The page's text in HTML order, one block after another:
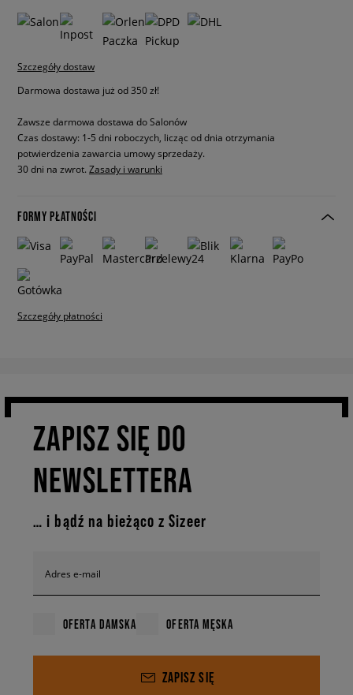
Szczegóły dostaw
Darmowa dostawa już od 350 zł!
Zawsze darmowa dostawa do Salonów
Czas dostawy: 1-5 dni roboczych, licząc od dnia otrzymania
potwierdzenia zawarcia umowy sprzedaży.
30 dni na zwrot. Zasady i warunki
FORMY PŁATNOŚCI
Szczegóły płatności
ZAPISZ SIĘ DO
NEWSLETTERA
… i bądź na bieżąco z Sizeer
Adres e-mail
OFERTA DAMSKA OFERTA MĘSKA
ZAPISZ SIĘ